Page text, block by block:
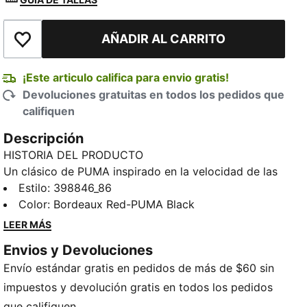
Añadir a la lista de deseosAÑADIR AL CARRITO
¡Este articulo califica para envio gratis!
Devoluciones gratuitas en todos los pedidos que
califiquen
Descripción
HISTORIA DEL PRODUCTO
Un clásico de PUMA inspirado en la velocidad de las
pistas: las Speedcat OG. Destacan entre la multitud
por su forma inspirada en los tenis de los corredores
de carreras y por sus líneas elegantes, de aspecto
calle y aduéñate de la tendencia del calzado de baja
altura con esta nueva versión del icónico modelo.
CARACTERÍSTICAS Y BENEFICIOS
IMEVA: Material PUMA diseñado para brindar una
Estilo: 398846_86
Color: Bordeaux Red-PUMA Black
LEER MÁS
Envios y Devoluciones
Envío estándar gratis en pedidos de más de $60 sin
impuestos y devolución gratis en todos los pedidos